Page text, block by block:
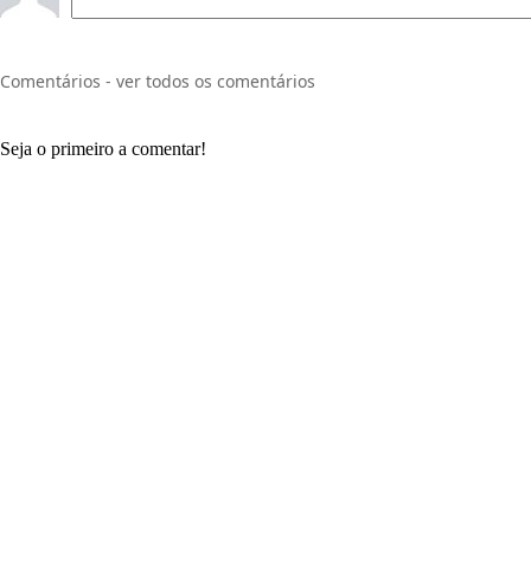
Comentários - ver todos os comentários
Seja o primeiro a comentar!